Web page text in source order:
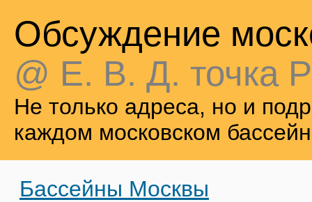
Обсуждение
@ Е. В. Д. точка
Не только адреса, но и
каждом московском
Бассейны Москвы